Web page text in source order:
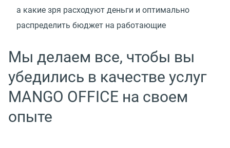
а какие зря расходуют деньги и оптимально
распределить бюджет на работающие
Мы делаем все, чтобы вы
убедились в качестве услуг
MANGO OFFICE на своем
опыте